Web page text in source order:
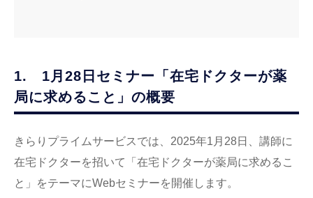
1. 1月28日セミナー「在宅ドクターが薬
局に求めること」の概要
きらりプライムサービスでは、2025年1月28日、講師に
在宅ドクターを招いて「在宅ドクターが薬局に求めるこ
と」をテーマにWebセミナーを開催します。